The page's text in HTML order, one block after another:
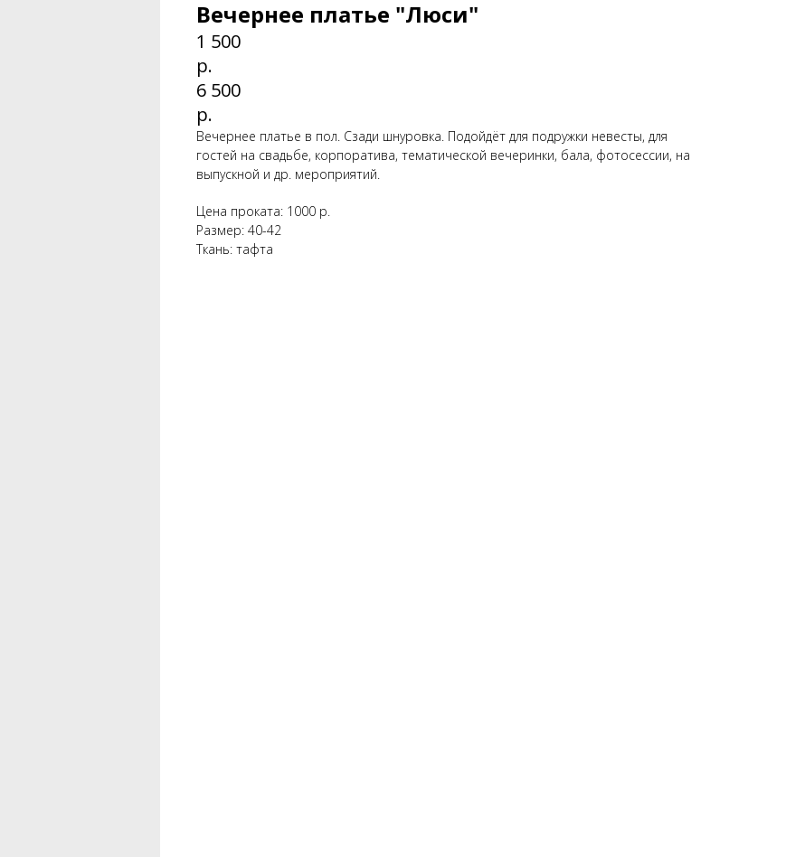
Вечернее платье "Люси"
1 500
р.
6 500
р.
Вечернее платье в пол. Сзади шнуровка. Подойдёт для подружки невесты, для
гостей на свадьбе, корпоратива, тематической вечеринки, бала, фотосессии, на
выпускной и др. мероприятий.
Цена проката: 1000 р.
Размер: 40-42
Ткань: тафта